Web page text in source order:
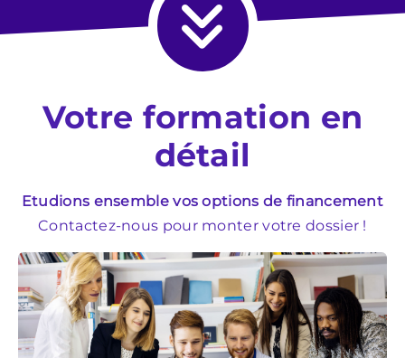
Votre formation en
détail
Etudions ensemble vos options de financement
Contactez-nous pour monter votre dossier !